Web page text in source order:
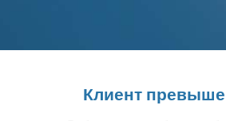
Клиент превыше